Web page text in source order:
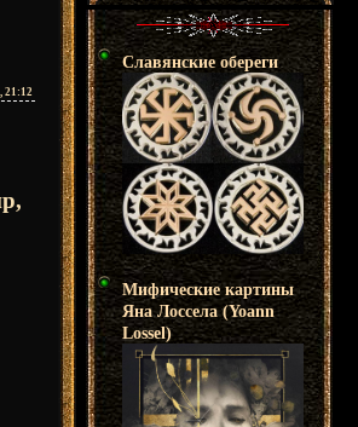
21:12
Славянские обереги
Мифические картины
Яна Лоссела (Yoann
Lossel)